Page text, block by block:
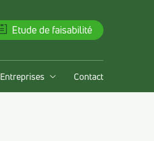
Etude de faisabilité
Entreprises Contact